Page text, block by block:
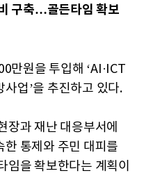
구축…골든타임 확보
만원을 투입해 ‘AI·ICT
업’을 추진하고 있다.
장과 재난 대응부서에
한 통제와 주민 대피를
임을 확보한다는 계획이